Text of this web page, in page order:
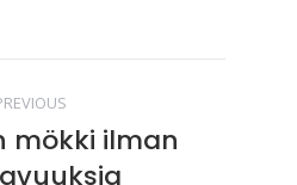
Previous
mökki ilman